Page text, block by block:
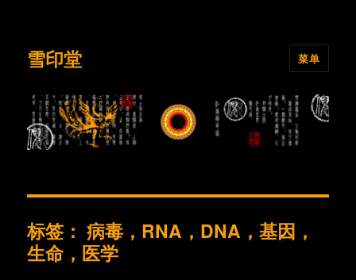
雪印堂 菜单
标签：病毒，RNA，DNA，基因，
生命，医学